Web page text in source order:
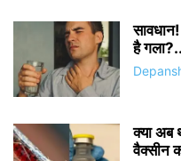
है
क्या अब
वैक्सीन